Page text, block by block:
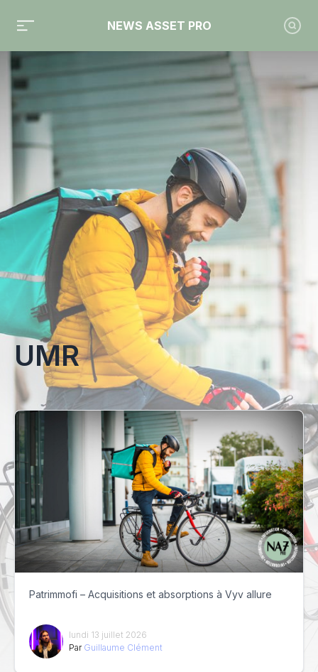
NEWS ASSET PRO
Toute l'actualité sur le tag "UMR"
UMR
Patrimmofi – Acquisitions et absorptions à Vyv allure
lundi 13 juillet 2026
Par Guillaume Clément